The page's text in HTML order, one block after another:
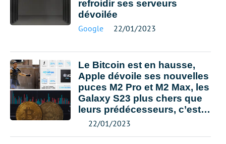
refroidir ses serveurs
dévoilée
Google 22/01/2023
Le Bitcoin est en hausse,
Apple dévoile ses nouvelles
puces M2 Pro et M2 Max, les
Galaxy S23 plus chers que
leurs prédécesseurs, c’est
le récap’ de la semaine
22/01/2023